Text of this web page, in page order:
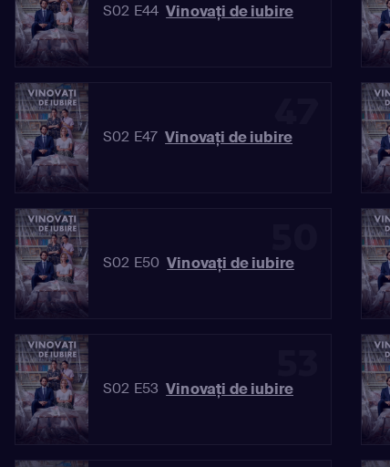
S02 E44 Vinovaţi de iubire
S02 E47 Vinovaţi de iubire
S02 E50 Vinovaţi de iubire
S02 E53 Vinovaţi de iubire